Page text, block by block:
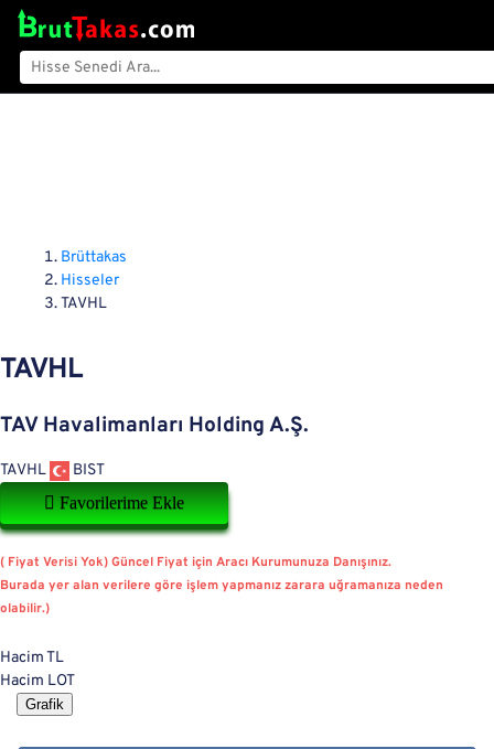
Brüttakas
Hisseler
TAVHL
TAVHL
TAV Havalimanları Holding A.Ş.
TAVHL
BIST
Favorilerime Ekle
( Fiyat Verisi Yok) Güncel Fiyat için Aracı Kurumunuza Danışınız.
Burada yer alan verilere göre işlem yapmanız zarara uğramanıza neden
olabilir.)
Hacim TL
Hacim LOT
Grafik